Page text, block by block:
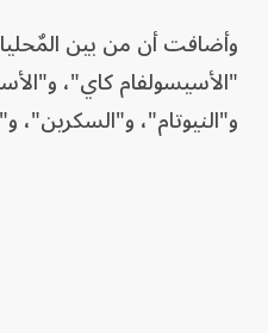
وأضافت أن من بين
"الأسيسولفام كاي"،
و"النيوتام"، و"السكرين"،